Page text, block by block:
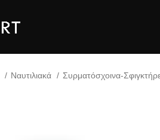
Ναυτιλιακά Συρματόσχοινα-